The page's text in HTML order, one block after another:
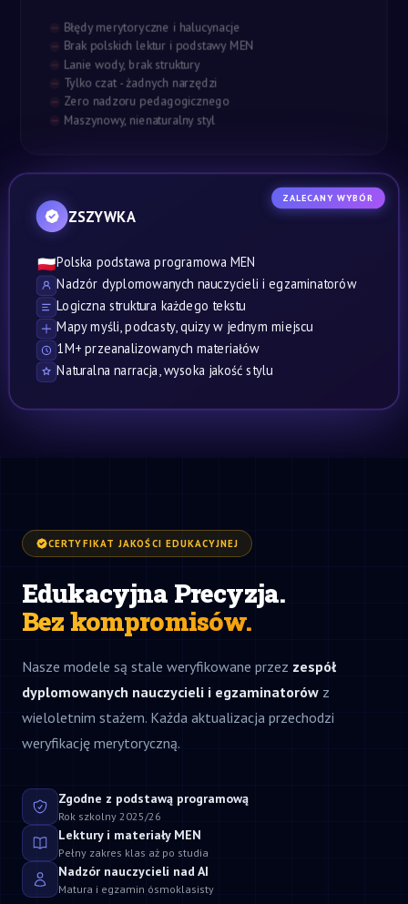
Błędy merytoryczne i halucynacje
Brak polskich lektur i podstawy MEN
Lanie wody, brak struktury
Tylko czat - żadnych narzędzi
Zero nadzoru pedagogicznego
Maszynowy, nienaturalny styl
ZALECANY WYBÓR
ZSZYWKA
🇵🇱Polska podstawa programowa MEN
Nadzór dyplomowanych nauczycieli i egzaminatorów
Logiczna struktura każdego tekstu
Mapy myśli, podcasty, quizy w jednym miejscu
1M+ przeanalizowanych materiałów
Naturalna narracja, wysoka jakość stylu
CERTYFIKAT JAKOŚCI EDUKACYJNEJ
Edukacyjna Precyzja.
Bez kompromisów.
Nasze modele są stale weryfikowane przez zespół
dyplomowanych nauczycieli i egzaminatorów z
wieloletnim stażem. Każda aktualizacja przechodzi
weryfikację merytoryczną.
Zgodne z podstawą programową
Rok szkolny 2025/26
Lektury i materiały MEN
Pełny zakres klas aż po studia
Nadzór nauczycieli nad AI
Matura i egzamin ósmoklasisty